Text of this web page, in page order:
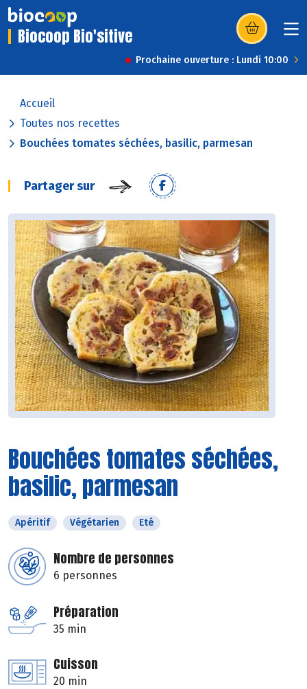
Biocoop Bio'sitive (s’ouvre dans
Prochaine ouverture : Lundi 10:00
Accueil
Toutes nos recettes
Bouchées tomates séchées, basilic, parmesan
Partager sur
Bouchées tomates séchées,
basilic, parmesan
Apéritif Végétarien Eté
Nombre de personnes
6 personnes
Préparation
35 min
Cuisson
20 min